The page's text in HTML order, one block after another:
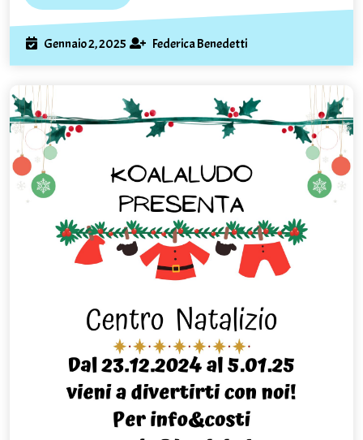
More
Gennaio 2, 2025 Gennaio
2,
Federica BenedettiFederica
Benedetti